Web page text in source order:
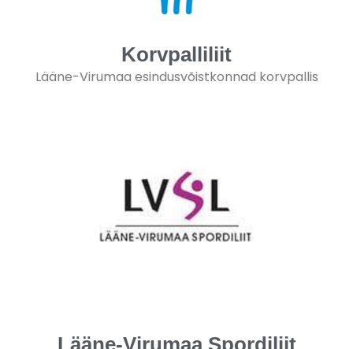
Korvpalliliit
Lääne-Virumaa esindusvõistkonnad korvpallis
Lääne-Virumaa Spordiliit